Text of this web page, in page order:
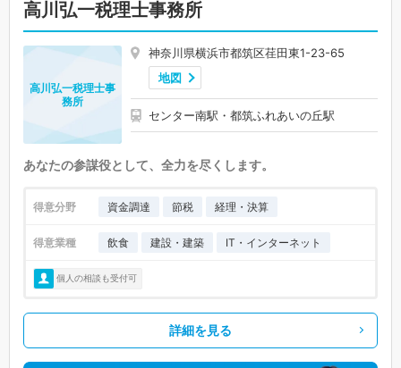
高川弘一税理士事務所
神奈川県横浜市都筑区荏田東1-23-65
地図
センター南駅・都筑ふれあいの丘駅
高川弘一税理士事
務所
あなたの参謀役として、全力を尽くします。
得意分野 資金調達 節税 経理・決算
得意業種 飲食 建設・建築 IT・インターネット
個人の相談も受付可
詳細を見る